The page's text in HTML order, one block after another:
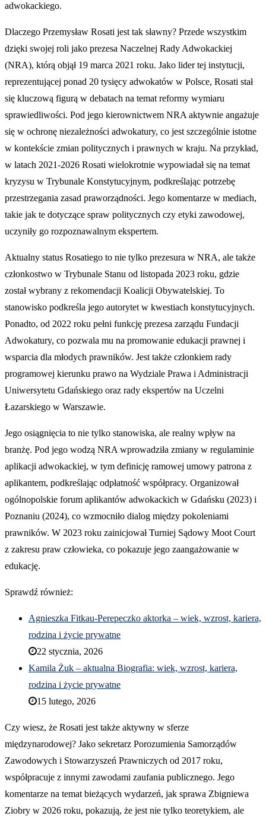
adwokackiego.
Dlaczego Przemysław Rosati jest tak sławny? Przede wszystkim
dzięki swojej roli jako prezesa Naczelnej Rady Adwokackiej
(NRA), którą objął 19 marca 2021 roku. Jako lider tej instytucji,
reprezentującej ponad 20 tysięcy adwokatów w Polsce, Rosati stał
się kluczową figurą w debatach na temat reformy wymiaru
sprawiedliwości. Pod jego kierownictwem NRA aktywnie angażuje
się w ochronę niezależności adwokatury, co jest szczególnie istotne
w kontekście zmian politycznych i prawnych w kraju. Na przykład,
w latach 2021-2026 Rosati wielokrotnie wypowiadał się na temat
kryzysu w Trybunale Konstytucyjnym, podkreślając potrzebę
przestrzegania zasad praworządności. Jego komentarze w mediach,
takie jak te dotyczące spraw politycznych czy etyki zawodowej,
uczyniły go rozpoznawalnym ekspertem.
Aktualny status Rosatiego to nie tylko prezesura w NRA, ale także
członkostwo w Trybunale Stanu od listopada 2023 roku, gdzie
został wybrany z rekomendacji Koalicji Obywatelskiej. To
stanowisko podkreśla jego autorytet w kwestiach konstytucyjnych.
Ponadto, od 2022 roku pełni funkcję prezesa zarządu Fundacji
Adwokatury, co pozwala mu na promowanie edukacji prawnej i
wsparcia dla młodych prawników. Jest także członkiem rady
programowej kierunku prawo na Wydziale Prawa i Administracji
Uniwersytetu Gdańskiego oraz rady ekspertów na Uczelni
Łazarskiego w Warszawie.
Jego osiągnięcia to nie tylko stanowiska, ale realny wpływ na
branżę. Pod jego wodzą NRA wprowadziła zmiany w regulaminie
aplikacji adwokackiej, w tym definicję ramowej umowy patrona z
aplikantem, podkreślając odpłatność współpracy. Organizował
ogólnopolskie forum aplikantów adwokackich w Gdańsku (2023) i
Poznaniu (2024), co wzmocniło dialog między pokoleniami
prawników. W 2023 roku zainicjował Turniej Sądowy Moot Court
z zakresu praw człowieka, co pokazuje jego zaangażowanie w
edukację.
Sprawdź również:
Agnieszka Fitkau-Perepeczko aktorka – wiek, wzrost, kariera,
rodzina i życie prywatne
22 stycznia, 2026
Kamila Żuk – aktualna Biografia: wiek, wzrost, kariera,
rodzina i życie prywatne
15 lutego, 2026
Czy wiesz, że Rosati jest także aktywny w sferze
międzynarodowej? Jako sekretarz Porozumienia Samorządów
Zawodowych i Stowarzyszeń Prawniczych od 2017 roku,
współpracuje z innymi zawodami zaufania publicznego. Jego
komentarze na temat bieżących wydarzeń, jak sprawa Zbigniewa
Ziobry w 2026 roku, pokazują, że jest nie tylko teoretykiem, ale